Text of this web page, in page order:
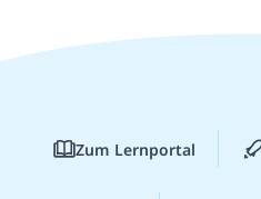
Zum Lernportal